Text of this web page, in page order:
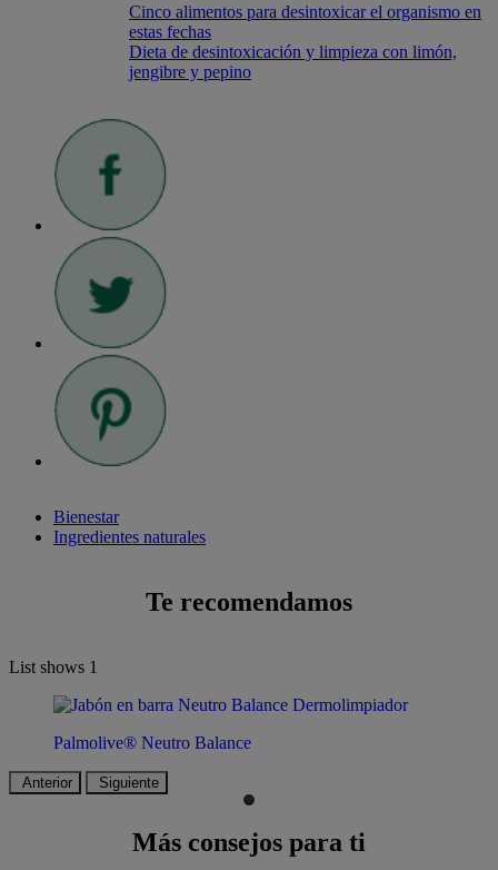
Cinco alimentos para desintoxicar el organismo en
estas fechas
Dieta de desintoxicación y limpieza con limón,
jengibre y pepino
Bienestar
Ingredientes naturales
Te recomendamos
List shows 1
Palmolive® Neutro Balance
Anterior Siguiente
Más consejos para ti